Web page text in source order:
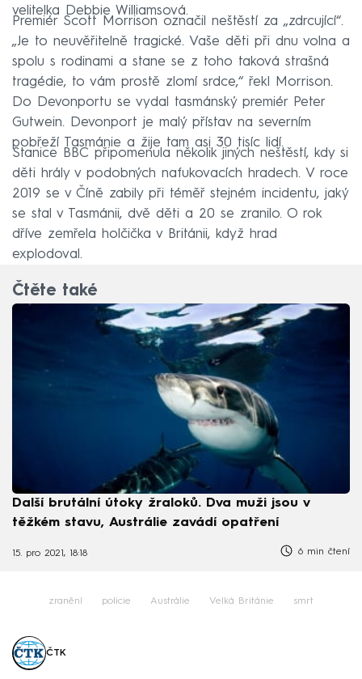
velitelka Debbie Williamsová.
Premiér Scott Morrison označil neštěstí za „zdrcující“.
„Je to neuvěřitelně tragické. Vaše děti při dnu volna a
spolu s rodinami a stane se z toho taková strašná
tragédie, to vám prostě zlomí srdce,“ řekl Morrison.
Do Devonportu se vydal tasmánský premiér Peter
Gutwein. Devonport je malý přístav na severním
pobřeží Tasmánie a žije tam asi 30 tisíc lidí.
Stanice BBC připomenula několik jiných neštěstí, kdy si
děti hrály v podobných nafukovacích hradech. V roce
2019 se v Číně zabily při téměř stejném incidentu, jaký
se stal v Tasmánii, dvě děti a 20 se zranilo. O rok
dříve zemřela holčička v Británii, když hrad
explodoval.
Čtěte také
Další brutální útoky žraloků. Dva muži jsou v
těžkém stavu, Austrálie zavádí opatření
15. pro 2021, 18:18 6 min čtení
zranění policie Austrálie Velká Británie smrt
ČTK